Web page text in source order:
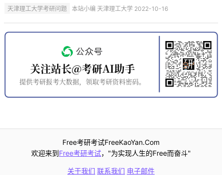
天津理工大学考研问题 本站小编 天津理工大学 2022-10-16
Free考研考试FreeKaoYan.Com
欢迎来到Free考研考试，"为实现人生的Free而奋斗"
关于我们 联系我们 电子邮件